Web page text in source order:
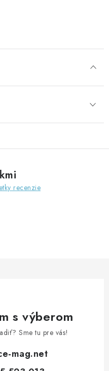
recenzie
s výberom
Sme tu pre vás!
mag.net